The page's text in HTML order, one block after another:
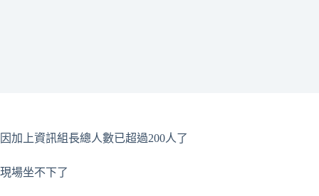
因加上資訊組長總人數已超過200人了
現場坐不下了